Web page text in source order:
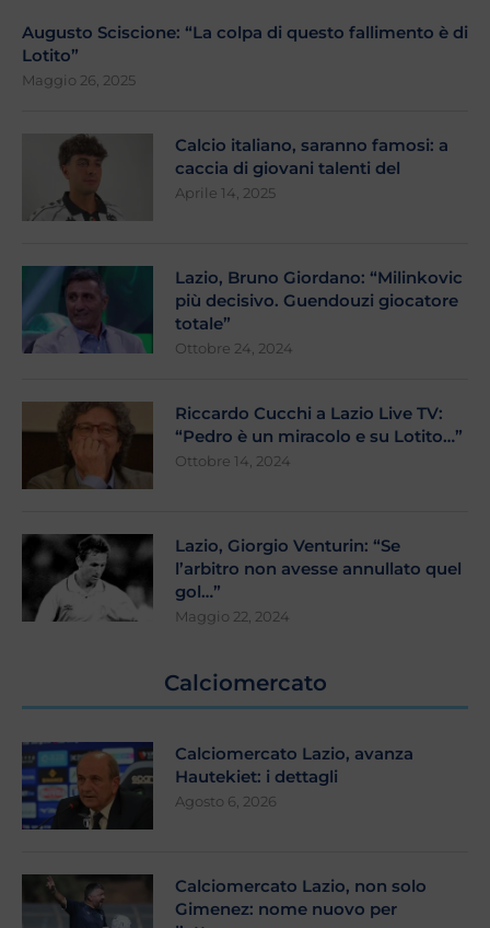
Augusto Sciscione: “La colpa di questo fallimento è di
Lotito”
Maggio 26, 2025
Calcio italiano, saranno famosi: a
caccia di giovani talenti del
Aprile 14, 2025
Lazio, Bruno Giordano: “Milinkovic
più decisivo. Guendouzi giocatore
totale”
Ottobre 24, 2024
Riccardo Cucchi a Lazio Live TV:
“Pedro è un miracolo e su Lotito…”
Ottobre 14, 2024
Lazio, Giorgio Venturin: “Se
l’arbitro non avesse annullato quel
gol…”
Maggio 22, 2024
Calciomercato
Calciomercato Lazio, avanza
Hautekiet: i dettagli
Agosto 6, 2026
Calciomercato Lazio, non solo
Gimenez: nome nuovo per